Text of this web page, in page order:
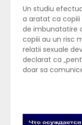
Un studiu
a aratat ca
de imbunatatire
copiii au un risc
relatii sexuale
declarat ca
doar sa